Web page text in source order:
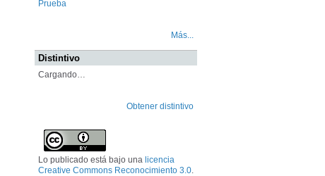
Prueba
Más...
Distintivo
Cargando…
Obtener distintivo
Lo publicado está bajo una licencia
Creative Commons Reconocimiento 3.0.